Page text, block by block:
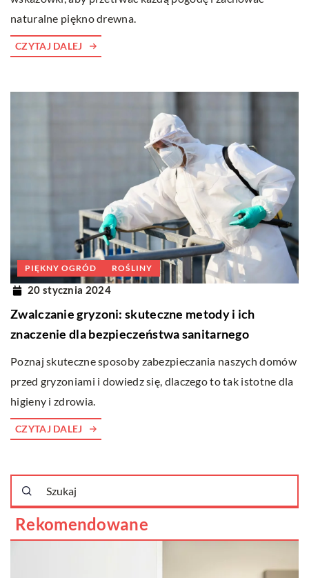
naturalne piękno drewna.
CZYTAJ DALEJ
PIĘKNY OGRÓD ROŚLINY
20 stycznia 2024
Zwalczanie gryzoni: skuteczne metody i ich
znaczenie dla bezpieczeństwa sanitarnego
Poznaj skuteczne sposoby zabezpieczania naszych domów
przed gryzoniami i dowiedz się, dlaczego to tak istotne dla
higieny i zdrowia.
CZYTAJ DALEJ
Rekomendowane